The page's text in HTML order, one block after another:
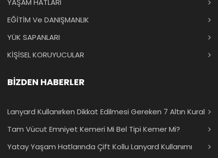
YAŞAM HATLARI
EĞİTİM Ve DANIŞMANLIK
YÜK SAPANLARI
KİŞİSEL KORUYUCULAR
BİZDEN HABERLER
Lanyard Kullanırken Dikkat Edilmesi Gereken 7 Altın Kural
Tam Vücut Emniyet Kemeri Mi Bel Tipi Kemer Mi?
Yatay Yaşam Hatlarında Çift Kollu Lanyard Kullanımı